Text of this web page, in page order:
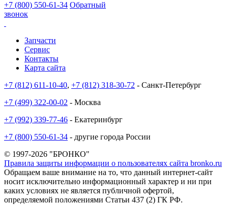
+7 (800) 550-61-34 Обратный
звонок
Запчасти
Сервис
Контакты
Карта сайта
+7 (812) 611-10-40, +7 (812) 318-30-72 - Санкт-Петербург
+7 (499) 322-00-02 - Москва
+7 (992) 339-77-46 - Екатеринбург
+7 (800) 550-61-34 - другие города России
© 1997-2026 "БРОНКО"
Правила защиты информации о пользователях сайта bronko.ru
Обращаем ваше внимание на то, что данный интернет-сайт
носит исключительно информационный характер и ни при
каких условиях не является публичной офертой,
определяемой положениями Статьи 437 (2) ГК РФ.